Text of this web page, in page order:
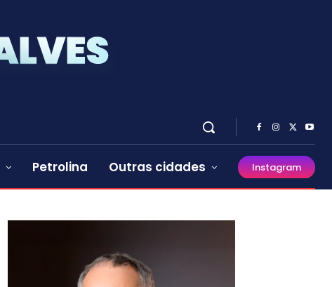
Petrolina Outras cidades Instagram